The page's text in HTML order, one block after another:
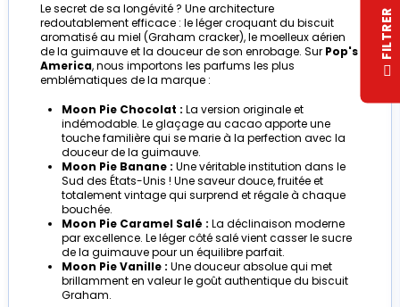
Le secret de sa longévité ? Une architecture
redoutablement efficace : le léger croquant du biscuit
aromatisé au miel (Graham cracker), le moelleux aérien
de la guimauve et la douceur de son enrobage. Sur Pop's
America, nous importons les parfums les plus
emblématiques de la marque :
Moon Pie Chocolat : La version originale et
indémodable. Le glaçage au cacao apporte une
touche familière qui se marie à la perfection avec la
douceur de la guimauve.
Moon Pie Banane : Une véritable institution dans le
Sud des États-Unis ! Une saveur douce, fruitée et
totalement vintage qui surprend et régale à chaque
bouchée.
Moon Pie Caramel Salé : La déclinaison moderne
par excellence. Le léger côté salé vient casser le sucre
de la guimauve pour un équilibre parfait.
Moon Pie Vanille : Une douceur absolue qui met
brillamment en valeur le goût authentique du biscuit
Graham.
R